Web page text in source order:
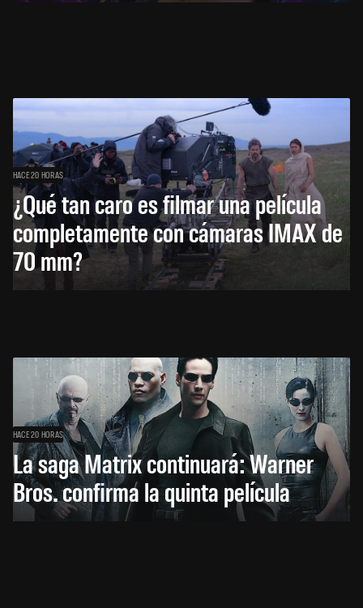
HACE 20 HORAS
¿Qué tan caro es filmar una película
completamente con cámaras IMAX de
70 mm?
HACE 20 HORAS
La saga Matrix continuará: Warner
Bros. confirma la quinta película